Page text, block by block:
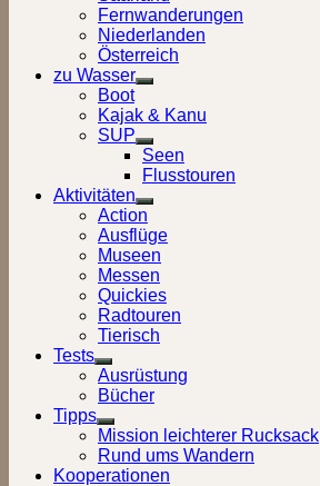
Fernwanderungen
Niederlanden
Österreich
zu Wasser
Show
sub
menu
Boot
Kajak & Kanu
SUP
Show
sub
menu
Seen
Flusstouren
Aktivitäten
Show
sub
menu
Action
Ausflüge
Museen
Messen
Quickies
Radtouren
Tierisch
Tests
Show
sub
menu
Ausrüstung
Bücher
Tipps
Show
sub
menu
Mission leichterer Rucksack
Rund ums Wandern
Kooperationen